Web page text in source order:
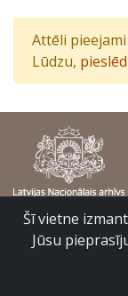
Attēli
Lūdzu,
raduraksti@arhivi.gov.lv
Šī vietne
Jūsu